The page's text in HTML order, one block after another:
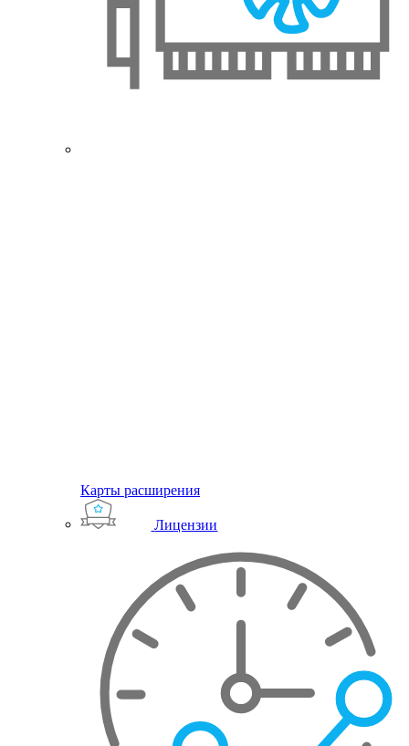
Карты расширения
Лицензии